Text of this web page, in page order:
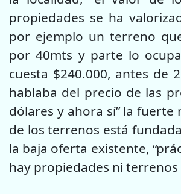
propiedades se ha
por ejemplo un terreno
por 40mts y parte lo
cuesta $240.000, antes de
hablaba del precio de las
dólares y ahora sí” la fuerte
de los terrenos está
la baja oferta existente,
hay propiedades ni terrenos